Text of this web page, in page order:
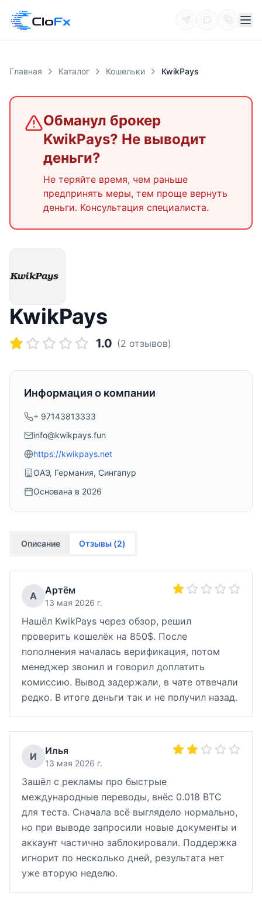
Главная Каталог Кошельки KwikPays
Обманул брокер
KwikPays? Не выводит
деньги?
Не теряйте время, чем раньше
предпринять меры, тем проще вернуть
деньги. Консультация специалиста.
KwikPays
1.0 (2 отзывов)
Информация о компании
+ 97143813333
info@kwikpays.fun
https://kwikpays.net
ОАЭ, Германия, Сингапур
Основана в 2026
Описание Отзывы (2)
А Артём
13 мая 2026 г.
Нашёл KwikPays через обзор, решил
проверить кошелёк на 850$. После
пополнения началась верификация, потом
менеджер звонил и говорил доплатить
комиссию. Вывод задержали, в чате отвечали
редко. В итоге деньги так и не получил назад.
И Илья
13 мая 2026 г.
Зашёл с рекламы про быстрые
международные переводы, внёс 0.018 BTC
для теста. Сначала всё выглядело нормально,
но при выводе запросили новые документы и
аккаунт частично заблокировали. Поддержка
игнорит по несколько дней, результата нет
уже вторую неделю.